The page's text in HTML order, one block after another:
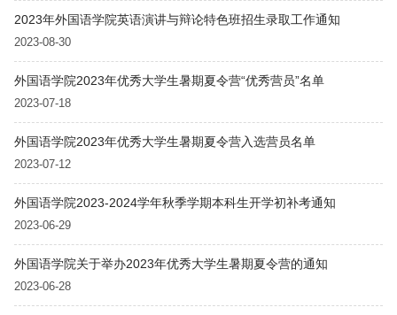
2023年外国语学院英语演讲与辩论特色班招生录取工作通知
2023-08-30
外国语学院2023年优秀大学生暑期夏令营“优秀营员”名单
2023-07-18
外国语学院2023年优秀大学生暑期夏令营入选营员名单
2023-07-12
外国语学院2023-2024学年秋季学期本科生开学初补考通知
2023-06-29
外国语学院关于举办2023年优秀大学生暑期夏令营的通知
2023-06-28